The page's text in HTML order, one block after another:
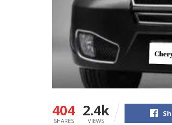
404
SHARES
2.4k
VIEWS